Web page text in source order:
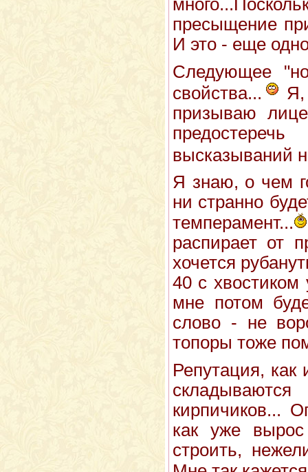
пресыщение
И это - еще
Следующее
свойства...
Я,
призываю
высказываний
Я знаю, о чем
ни странно
темперамент...
распирает от
хочется
40 с хвостиком
мне потом
слово - не
топоры тоже
Репутация, как
кирпичиков...
как уже
строить,